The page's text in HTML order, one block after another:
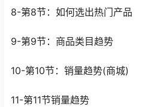
8-第8节：如何选出热门产品
9-第9节：商品类目趋势
10-第10节：销量趋势(商城)
11-第11节销量趋势